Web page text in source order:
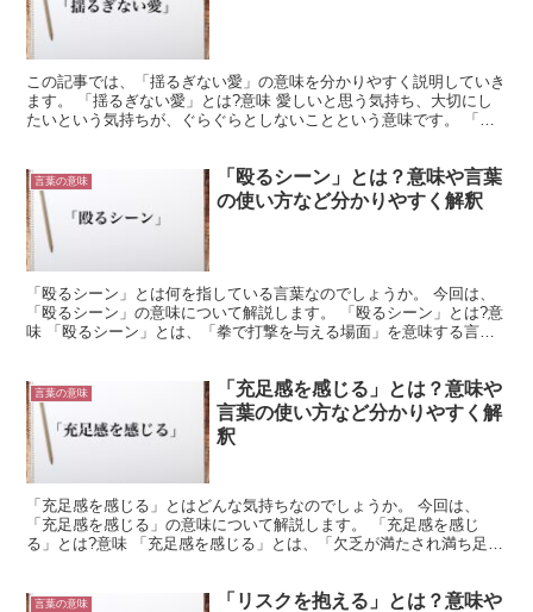
この記事では、「揺るぎない愛」の意味を分かりやすく説明していき
ます。 「揺るぎない愛」とは?意味 愛しいと思う気持ち、大切にし
たいという気持ちが、ぐらぐらとしないことという意味です。 「揺
言葉の意味
「殴るシーン」とは？意味や言葉
の使い方など分かりやすく解釈
「殴るシーン」とは何を指している言葉なのでしょうか。 今回は、
「殴るシーン」の意味について解説します。 「殴るシーン」とは?意
味 「殴るシーン」とは、「拳で打撃を与える場面」を意味する言葉
言葉の意味
「充足感を感じる」とは？意味や
言葉の使い方など分かりやすく解
釈
「充足感を感じる」とはどんな気持ちなのでしょうか。 今回は、
「充足感を感じる」の意味について解説します。 「充足感を感じ
る」とは?意味 「充足感を感じる」とは、「欠乏が満たされ満ち足り
言葉の意味
「リスクを抱える」とは？意味や